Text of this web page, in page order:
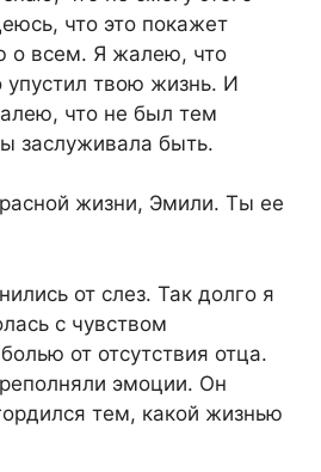
что это покажет
о всем. Я жалею, что
твою жизнь. И
что не был тем
заслуживала быть.
жизни, Эмили. Ты ее
от слез. Так долго я
с чувством
от отсутствия отца.
эмоции. Он
тем, какой жизнью